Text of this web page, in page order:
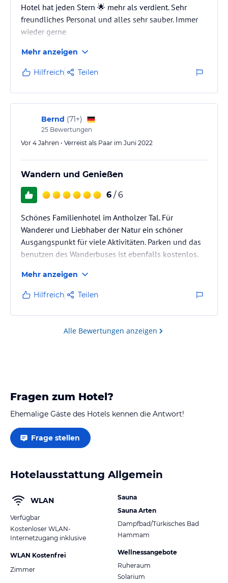
Hotel hat jeden Stern 🌟 mehr als verdient. Sehr
freundliches Personal und alles sehr sauber. Immer
wieder gerne
Mehr anzeigen
Hilfreich Teilen
Bernd (71+)
25 Bewertungen
Vor 4 Jahren • Verreist als Paar im Juni 2022
Wandern und Genießen
6 / 6
Schönes Familienhotel im Antholzer Tal. Für
Wanderer und Liebhaber der Natur ein schöner
Ausgangspunkt für viele Aktivitäten. Parken und das
benutzen des Wanderbuses ist ebenfalls kostenlos.
Motorrad ist das schöne Hotel bestens gelegen.
Mehr anzeigen
Hilfreich Teilen
Alle Bewertungen anzeigen
Fragen zum Hotel?
Ehemalige Gäste des Hotels kennen die Antwort!
Frage stellen
Hotelausstattung Allgemein
WLAN
Verfügbar
Kostenloser WLAN-
Internetzugang inklusive
WLAN Kostenfrei
Zimmer
Sauna
Sauna Arten
Dampfbad/Türkisches Bad
Hammam
Wellnessangebote
Ruheraum
Solarium